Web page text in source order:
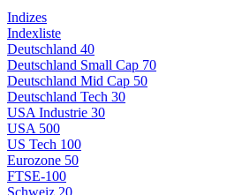
Indizes
Indexliste
Deutschland 40
Deutschland Small Cap 70
Deutschland Mid Cap 50
Deutschland Tech 30
USA Industrie 30
USA 500
US Tech 100
Eurozone 50
FTSE-100
Schweiz 20